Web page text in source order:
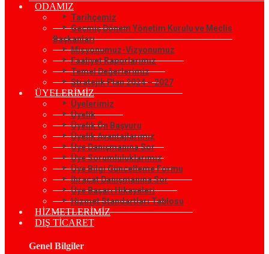
ODAMIZ
Tarihçemiz
Geçmiş Dönem Yönetim Kurulu ve Meclis
Başkanları
Misyonumuz-Vizyonumuz
Faaliyet Raporlarımız
Temel Değerlerimiz
Stratejik Plan 2024 – 2027
ÜYELERİMİZ
Üyelerimiz
Üyelik
Üyelik Ön Başvuru
Üyelik Avantajlarımız
Üye Danışmanına Sor
Üye Sorumluluklarımız
Üye Bilgi Güncelleme Formu
İhracat Danışmanına Sor
Üye Başarı Hikayeleri
Hizmet Standartları Tablosu
HİZMETLERİMİZ
DIŞ TİCARET
Genel Bilgiler